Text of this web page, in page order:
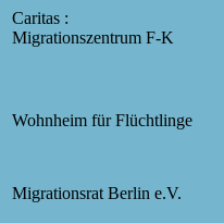
Caritas :
Migrationszentrum F-K
Wohnheim für Flüchtlinge
Migrationsrat Berlin e.V.